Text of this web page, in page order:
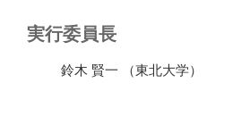
実行委員長
鈴木 賢一 （東北大学）